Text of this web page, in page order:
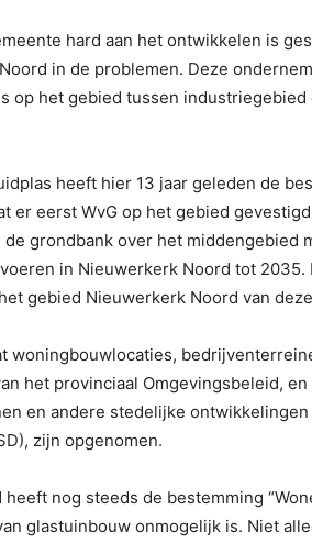
hard aan het ontwikkelen is
in de problemen. Deze
op het gebied tussen
heeft hier 13 jaar geleden de
er eerst WvG op het gebied
grondbank over het middengebied
in Nieuwerkerk Noord tot
gebied Nieuwerkerk Noord van
woningbouwlocaties,
het provinciaal Omgevingsbeleid,
en andere stedelijke
zijn opgenomen.
heeft nog steeds de bestemming
glastuinbouw onmogelijk is. Niet